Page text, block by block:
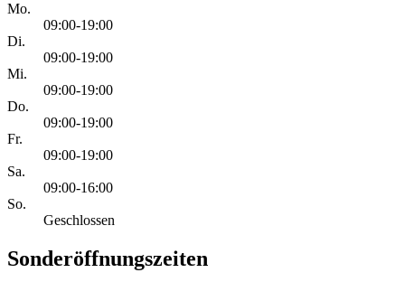
Mo.
09:00-19:00
Di.
09:00-19:00
Mi.
09:00-19:00
Do.
09:00-19:00
Fr.
09:00-19:00
Sa.
09:00-16:00
So.
Geschlossen
Sonderöffnungszeiten